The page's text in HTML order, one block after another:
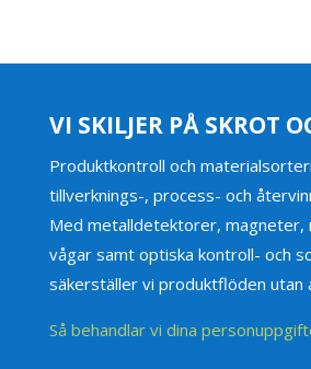
VI SKILJER PÅ SKROT
Produktkontroll och
tillverknings-, process- och
Med metalldetektorer, magneter,
vågar samt optiska kontroll- och
säkerställer vi produktflöden utan
Så behandlar vi dina